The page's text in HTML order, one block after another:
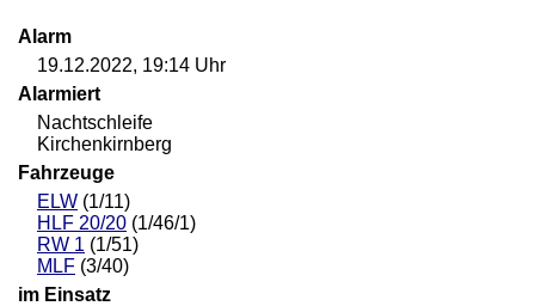
Alarm
19.12.2022, 19:14 Uhr
Alarmiert
Nachtschleife
Kirchenkirnberg
Fahrzeuge
ELW (1/11)
HLF 20/20 (1/46/1)
RW 1 (1/51)
MLF (3/40)
im Einsatz